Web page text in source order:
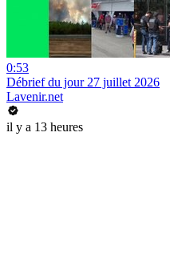
0:53
Débrief du jour 27 juillet 2026
Lavenir.net
il y a 13 heures